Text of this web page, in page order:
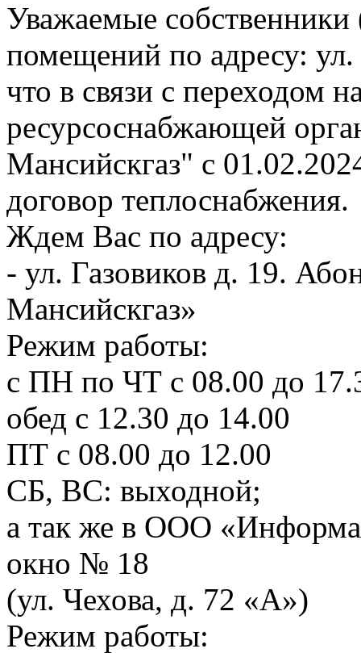
Уважаемые
помещений по адресу:
что в связи с переходом
ресурсоснабжающей
Мансийскгаз" с
договор теплоснабжения.
Ждем Вас по адресу:
- ул. Газовиков д. 19.
Мансийскгаз»
Режим работы:
с ПН по ЧТ с 08.00 до
обед с 12.30 до 14.00
ПТ с 08.00 до 12.00
СБ, ВС: выходной;
а так же в ООО
окно № 18
(ул. Чехова, д. 72 «А»)
Режим работы: